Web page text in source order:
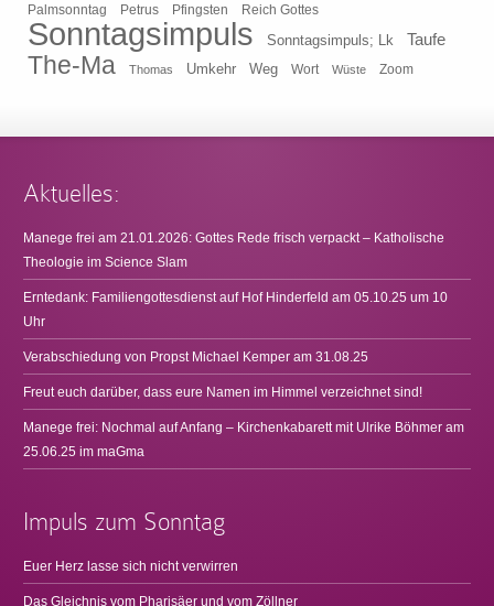
Palmsonntag Petrus Pfingsten Reich Gottes
Sonntagsimpuls Sonntagsimpuls; Lk Taufe
The-Ma Thomas Umkehr Weg Wort Wüste Zoom
Aktuelles:
Manege frei am 21.01.2026: Gottes Rede frisch verpackt – Katholische
Theologie im Science Slam
Erntedank: Familiengottesdienst auf Hof Hinderfeld am 05.10.25 um 10
Uhr
Verabschiedung von Propst Michael Kemper am 31.08.25
Freut euch darüber, dass eure Namen im Himmel verzeichnet sind!
Manege frei: Nochmal auf Anfang – Kirchenkabarett mit Ulrike Böhmer am
25.06.25 im maGma
Impuls zum Sonntag
Euer Herz lasse sich nicht verwirren
Das Gleichnis vom Pharisäer und vom Zöllner